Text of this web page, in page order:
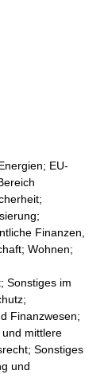
EU-
Finanzen,
Wohnen;
Sonstiges im
Finanzwesen;
mittlere
Sonstiges
und